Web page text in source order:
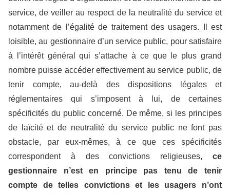
service, de veiller au respect de la neutralité du service et
notamment de l’égalité de traitement des usagers. Il est
loisible, au gestionnaire d’un service public, pour satisfaire
à l’intérêt général qui s’attache à ce que le plus grand
nombre puisse accéder effectivement au service public, de
tenir compte, au-delà des dispositions légales et
réglementaires qui s’imposent à lui, de certaines
spécificités du public concerné. De même, si les principes
de laïcité et de neutralité du service public ne font pas
obstacle, par eux-mêmes, à ce que ces spécificités
correspondent à des convictions religieuses, ce
gestionnaire n’est en principe pas tenu de tenir
compte de telles convictions et les usagers n’ont